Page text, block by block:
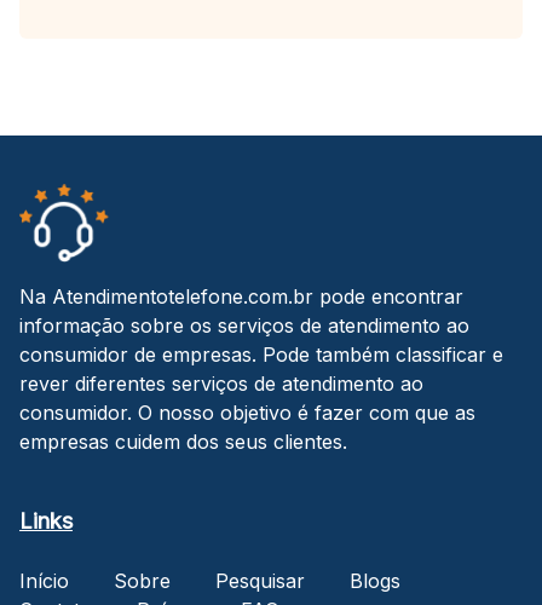
Na Atendimentotelefone.com.br pode encontrar
informação sobre os serviços de atendimento ao
consumidor de empresas. Pode também classificar e
rever diferentes serviços de atendimento ao
consumidor. O nosso objetivo é fazer com que as
empresas cuidem dos seus clientes.
Links
Início Sobre Pesquisar
Blogs